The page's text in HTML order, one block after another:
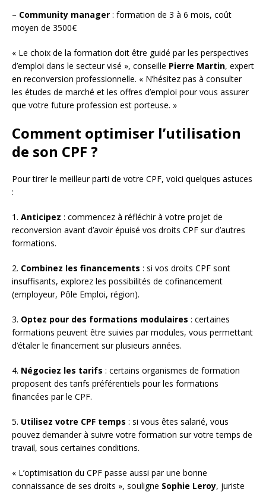
– Community manager : formation de 3 à 6 mois, coût
moyen de 3500€
« Le choix de la formation doit être guidé par les perspectives
d’emploi dans le secteur visé », conseille Pierre Martin, expert
en reconversion professionnelle. « N’hésitez pas à consulter
les études de marché et les offres d’emploi pour vous assurer
que votre future profession est porteuse. »
Comment optimiser l’utilisation
de son CPF ?
Pour tirer le meilleur parti de votre CPF, voici quelques astuces
:
1. Anticipez : commencez à réfléchir à votre projet de
reconversion avant d’avoir épuisé vos droits CPF sur d’autres
formations.
2. Combinez les financements : si vos droits CPF sont
insuffisants, explorez les possibilités de cofinancement
(employeur, Pôle Emploi, région).
3. Optez pour des formations modulaires : certaines
formations peuvent être suivies par modules, vous permettant
d’étaler le financement sur plusieurs années.
4. Négociez les tarifs : certains organismes de formation
proposent des tarifs préférentiels pour les formations
financées par le CPF.
5. Utilisez votre CPF temps : si vous êtes salarié, vous
pouvez demander à suivre votre formation sur votre temps de
travail, sous certaines conditions.
« L’optimisation du CPF passe aussi par une bonne
connaissance de ses droits », souligne Sophie Leroy, juriste